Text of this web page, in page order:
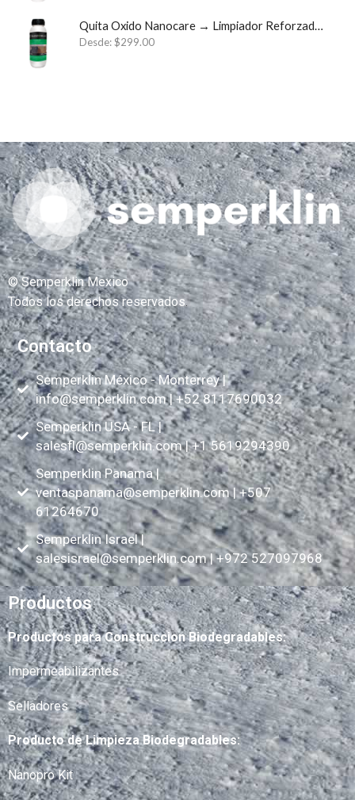
Quita Oxido Nanocare → Limpiador Reforzado Quita Óxido ✓
Desde:$299.00
© Semperklin Mexico
Todos los derechos reservados.
Contacto
Semperklin México - Monterrey |
info@semperklin.com| +52 8117690032
Semperklin USA - FL |
salesfl@semperklin.com| +1 5619294390
Semperklin Panama |
ventaspanama@semperklin.com| +507
61264670
Semperklin Israel |
salesisrael@semperklin.com| +972 527097968
Productos
Productos para Construccion Biodegradables:
Impermeabilizantes
Selladores
Producto de Limpieza Biodegradables:
Nanopro Kit